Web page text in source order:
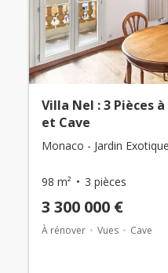
Villa Nel : 3 Pièces
et Cave
Monaco - Jardin Exotique
98 m² 3 pièces
3 300 000 €
À rénover Vues Cave